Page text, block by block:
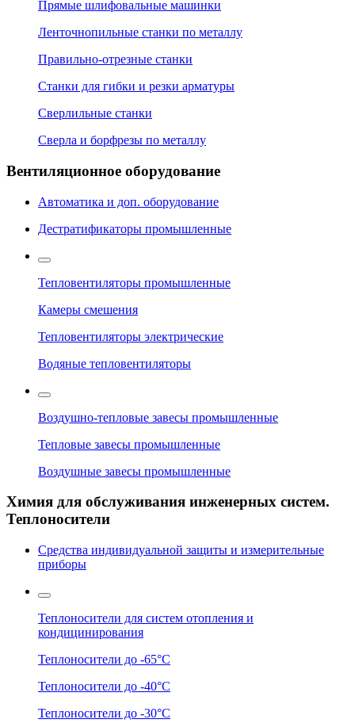
Прямые шлифовальные машинки
Ленточнопильные станки по металлу
Правильно-отрезные станки
Станки для гибки и резки арматуры
Сверлильные станки
Сверла и борфрезы по металлу
Вентиляционное оборудование
Автоматика и доп. оборудование
Дестратификаторы промышленные
Тепловентиляторы промышленные
Камеры смешения
Тепловентиляторы электрические
Водяные тепловентиляторы
Воздушно-тепловые завесы промышленные
Тепловые завесы промышленные
Воздушные завесы промышленные
Химия для обслуживания инженерных систем.
Теплоносители
Средства индивидуальной защиты и измерительные
приборы
Теплоносители для систем отопления и
кондицинирования
Теплоносители до -65°C
Теплоносители до -40°C
Теплоносители до -30°C